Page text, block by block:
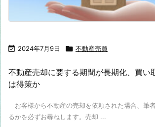
 2024年7月9日  不動産売買
不動産売却に要する期間が長期化、買い
は得策か
お客様から不動産の売却を依頼された場合、筆
るかを必ずお尋ねします。売却 ...